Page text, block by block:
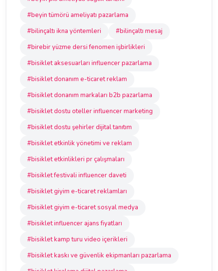
#beyin tümörü ameliyatı pazarlama
#bilinçaltı ikna yöntemleri
#bilinçaltı mesaj
#birebir yüzme dersi fenomen işbirlikleri
#bisiklet aksesuarları influencer pazarlama
#bisiklet donanım e-ticaret reklam
#bisiklet donanım markaları b2b pazarlama
#bisiklet dostu oteller influencer marketing
#bisiklet dostu şehirler dijital tanıtım
#bisiklet etkinlik yönetimi ve reklam
#bisiklet etkinlikleri pr çalışmaları
#bisiklet festivali influencer daveti
#bisiklet giyim e-ticaret reklamları
#bisiklet giyim e-ticaret sosyal medya
#bisiklet influencer ajans fiyatları
#bisiklet kamp turu video içerikleri
#bisiklet kaskı ve güvenlik ekipmanları pazarlama